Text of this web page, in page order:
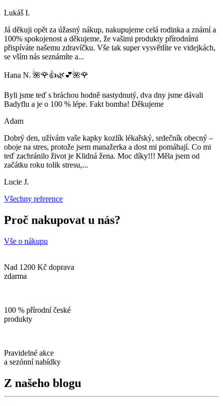
Lukáš I.
Já děkuji opět za úžasný nákup, nakupujeme celá rodinka a známí a
100% spokojenost a děkujeme, že vašimi produkty přírodními
přispíváte našemu zdravíčku. Vše tak super vysvětlíte ve videjkách,
se vším nás seznámíte a...
Hana N. 🌺🌹👍🌿💕🌺🌹
Byli jsme teď s bráchou hodně nastydnutý, dva dny jsme dávali
Badyflu a je o 100 % lépe. Fakt bomba! Děkujeme
Adam
Dobrý den, užívám vaše kapky kozlík lékařský, srdečník obecný –
oboje na stres, protože jsem manažerka a dost mi pomáhají. Co mi
teď zachránilo život je Klidná žena. Moc díky!!! Měla jsem od
začátku roku tolik stresu,...
Lucie J.
Všechny reference
Proč nakupovat u nás?
Vše o nákupu
Nad 1200 Kč doprava
zdarma
100 % přírodní české
produkty
Pravidelné akce
a sezónní nabídky
Z našeho blogu